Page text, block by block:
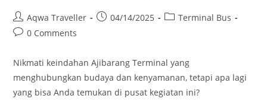
Post
author:
Aqwa Traveller
Post04/14/2025
PostTerminal Bus
Post0 Comments
Nikmati keindahan Ajibarang Terminal yang
menghubungkan budaya dan kenyamanan, tetapi apa lagi
yang bisa Anda temukan di pusat kegiatan ini?